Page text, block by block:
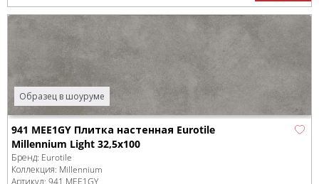
Образец в шоуруме
941 MEE1GY Плитка настенная Eurotile
Millennium Light 32,5x100
Бренд: Eurotile
Коллекция: Millennium
Артикул: 941 MEE1GY